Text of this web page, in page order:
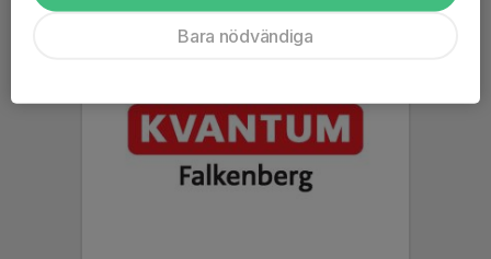
Bara nödvändiga